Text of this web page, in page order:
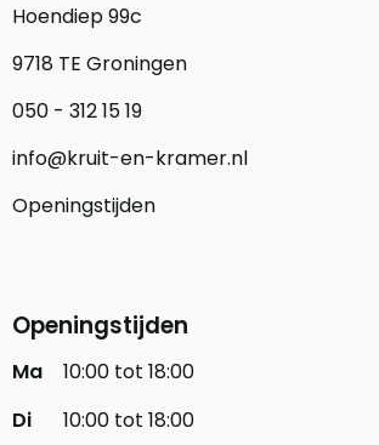
Hoendiep 99c
9718 TE Groningen
050 - 312 15 19
info@kruit-en-kramer.nl
Openingstijden
Openingstijden
Ma
10:00 tot 18:00
Di
10:00 tot 18:00